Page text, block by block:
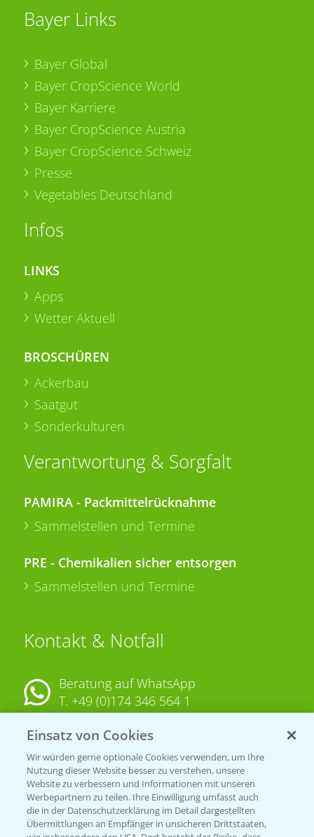
Bayer Links
Bayer Global
Bayer CropScience World
Bayer Karriere
Bayer CropScience Austria
Bayer CropScience Schweiz
Presse
Vegetables Deutschland
Infos
LINKS
Apps
Wetter Aktuell
BROSCHÜREN
Ackerbau
Saatgut
Sonderkulturen
Verantwortung & Sorgfalt
PAMIRA - Packmittelrücknahme
Sammelstellen und Termine
PRE - Chemikalien sicher entsorgen
Sammelstellen und Termine
Kontakt & Notfall
Beratung auf WhatsApp
T. +49 (0)174 346 564 1
KONTAKT
Hilfe in Notfällen
T.+49 (0)214/30-20220
Einsatz von Cookies
Wir würden gerne optionale Cookies verwenden, um Ihre
Nutzung dieser Website besser zu verstehen, unsere
Website zu verbessern und Informationen mit unseren
Werbepartnern zu teilen. Ihre Einwilligung umfasst auch
die in der Datenschutzerklärung im Detail dargestellten
Übermittlungen an Empfänger in unsicheren Drittstaaten,